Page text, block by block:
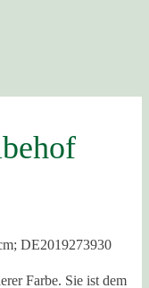
DE2019273930
Farbe. Sie ist dem